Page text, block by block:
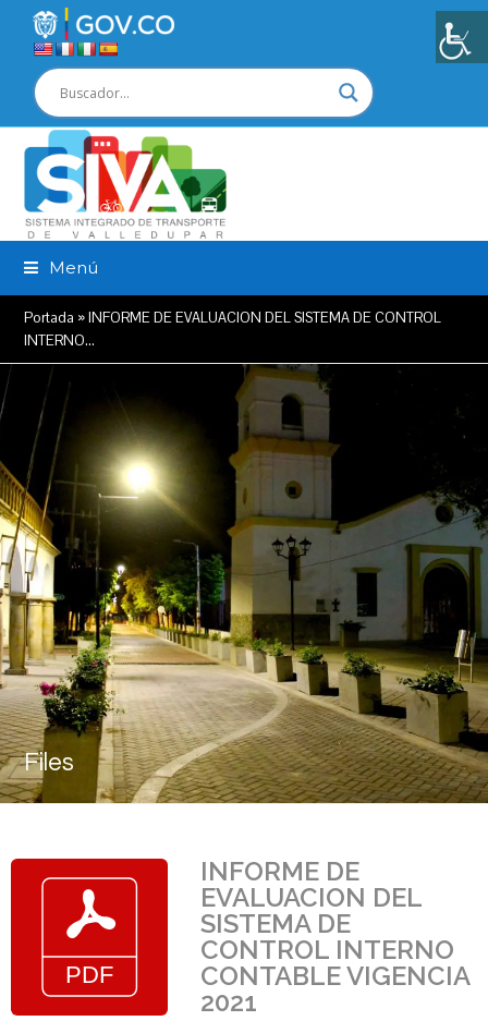
Menú
Portada »INFORME DE EVALUACION DEL SISTEMA DE CONTROL
INTERNO…
Files
INFORME DE
EVALUACION DEL
SISTEMA DE
CONTROL INTERNO
CONTABLE VIGENCIA
2021